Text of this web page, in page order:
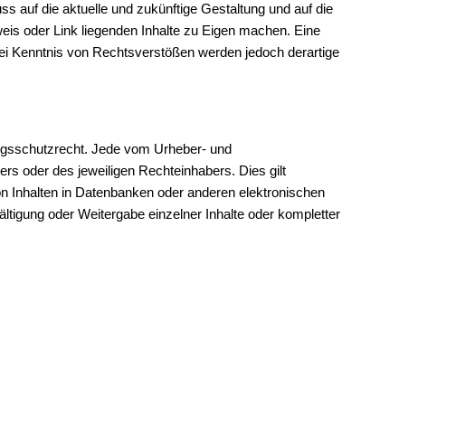
auf die aktuelle und zukünftige Gestaltung und auf die
oder Link liegenden Inhalte zu Eigen machen. Eine
Kenntnis von Rechtsverstößen werden jedoch derartige
Jede vom Urheber- und
oder des jeweiligen Rechteinhabers. Dies gilt
Inhalten in Datenbanken oder anderen elektronischen
oder Weitergabe einzelner Inhalte oder kompletter